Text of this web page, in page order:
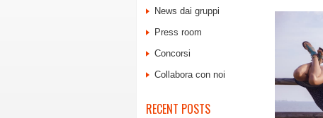
News dai gruppi
Press room
Concorsi
Collabora con noi
RECENT POSTS